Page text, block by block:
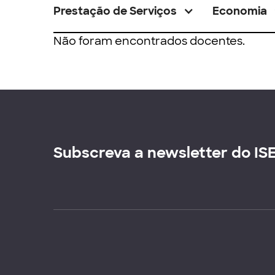
Prestação de Serviços Economia
Não foram encontrados docentes.
Subscreva a newsletter do